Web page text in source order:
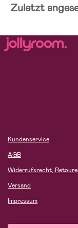
Zuletzt
Kundenservice
AGB
Widerrufsrecht,
Versand
Impressum